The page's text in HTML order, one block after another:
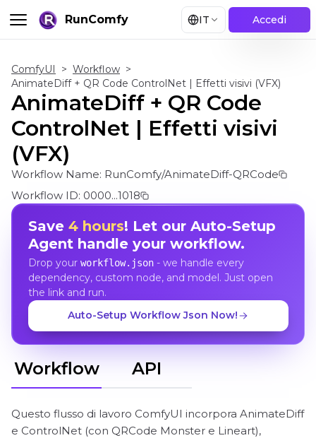
RunComfy IT Accedi
ComfyUI > Workflow >
AnimateDiff + QR Code ControlNet | Effetti visivi (VFX)
AnimateDiff + QR Code
ControlNet | Effetti visivi
(VFX)
Workflow Name: RunComfy/AnimateDiff-QRCode
Workflow ID: 0000...1018
Save 4 hours! Let our Auto-Setup
Agent handle your workflow.
Drop your workflow.json- we handle every
dependency, custom node, and model. Just open
the link and run.
Auto-Setup Workflow Json Now!
Workflow API
Questo flusso di lavoro ComfyUI incorpora AnimateDiff
e ControlNet (con QRCode Monster e Lineart),